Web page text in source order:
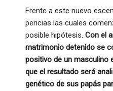
Frente a este nuevo
pericias las cuales
posible hipótesis. Con el
matrimonio detenido se
positivo de un masculino
que el resultado será
genético de sus papás